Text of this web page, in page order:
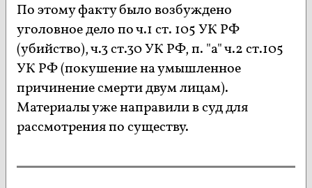
По этому факту было возбуждено
уголовное дело по ч.1 ст. 105 УК РФ
(убийство), ч.3 ст.30 УК РФ, п. "а" ч.2 ст.105
УК РФ (покушение на умышленное
причинение смерти двум лицам).
Материалы уже направили в суд для
рассмотрения по существу.